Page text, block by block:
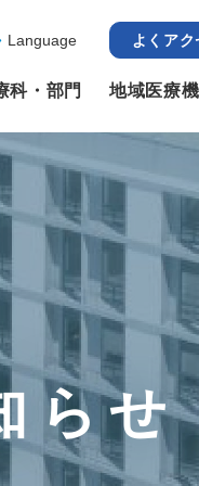
Language よくア
科・部門 地域医療
らせ